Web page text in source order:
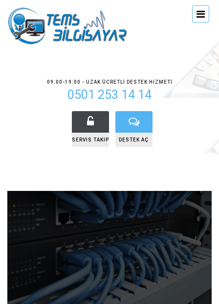
09:00-19:00 - UZAK ÜCRETLI DESTEK HIZMETI
0501 253 14 14
SERVIS TAKIP DESTEK AÇ